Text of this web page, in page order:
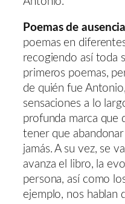
Poemas de
poemas en
recogiendo así toda
primeros poemas,
de quién fue
sensaciones a lo
profunda marca que
tener que
jamás. A su vez, se
avanza el libro, la
persona, así como
ejemplo, nos hablan